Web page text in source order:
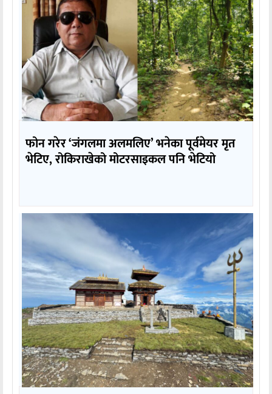
फोन गरेर ‘जंगलमा अलमलिए’ भनेका पूर्वमेयर मृत
भेटिए, रोकिराखेको मोटरसाइकल पनि भेटियो